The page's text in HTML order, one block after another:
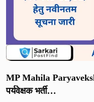
MP Mahila
पर्यवेक्षक भर्ती…